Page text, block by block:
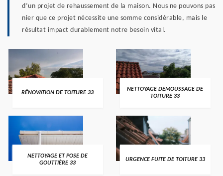
d’un projet de rehaussement de la maison. Nous ne pouvons pas
nier que ce projet nécessite une somme considérable, mais le
résultat impact durablement notre besoin vital.
RÉNOVATION DE TOITURE 33
NETTOYAGE DEMOUSSAGE DE
TOITURE 33
NETTOYAGE ET POSE DE
GOUTTIÈRE 33
URGENCE FUITE DE TOITURE 33